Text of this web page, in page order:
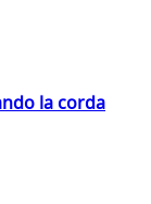
la corda